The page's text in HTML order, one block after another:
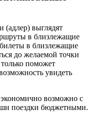
(адлер) выглядят
в близлежащие
в близлежащие
до желаемой точки
поможет
увидеть
возможно с
поездки бюджетными.